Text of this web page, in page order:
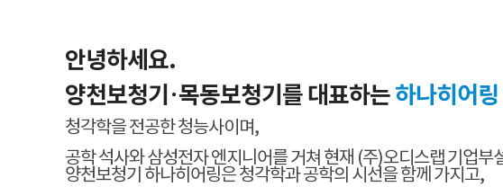
안녕하세요.
양천보청기·목동보청기를 대표하는하나히어
청각학을 전공한 청능사이며,
공학 석사와 삼성전자 엔지니어를 거쳐 현재 (주)오디스랩 기업
양천보청기 하나히어링은 청각학과 공학의 시선을 함께 가지고,